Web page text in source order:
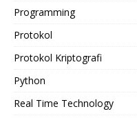
Programming
Protokol
Protokol Kriptografi
Python
Real Time Technology